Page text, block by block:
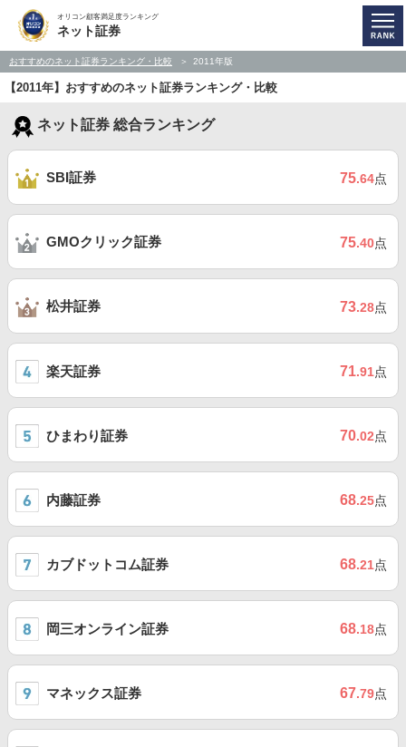
オリコン顧客満足度ランキング
ネット証券
おすすめのネット証券ランキング・比較 2011年版
【2011年】おすすめのネット証券ランキング・比較
ネット証券 総合ランキング
SBI証券 75.64点
GMOクリック証券 75.40点
松井証券 73.28点
楽天証券 71.91点
ひまわり証券 70.02点
内藤証券 68.25点
カブドットコム証券 68.21点
岡三オンライン証券 68.18点
マネックス証券 67.79点